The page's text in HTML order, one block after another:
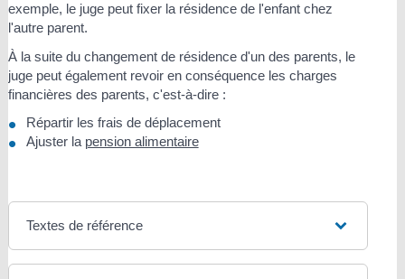
exemple, le juge peut fixer la résidence de l'enfant chez
l'autre parent.
À la suite du changement de résidence d'un des parents, le
juge peut également revoir en conséquence les charges
financières des parents, c'est-à-dire :
Répartir les frais de déplacement
Ajuster la pension alimentaire
Textes de référence